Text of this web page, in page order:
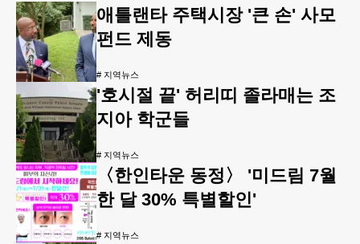
애틀랜타 주택시장 '큰 손' 사모
펀드 제동
# 지역뉴스
'호시절 끝' 허리띠 졸라매는 조
지아 학군들
# 지역뉴스
〈한인타운 동정〉 '미드림 7월
한 달 30% 특별할인'
# 지역뉴스